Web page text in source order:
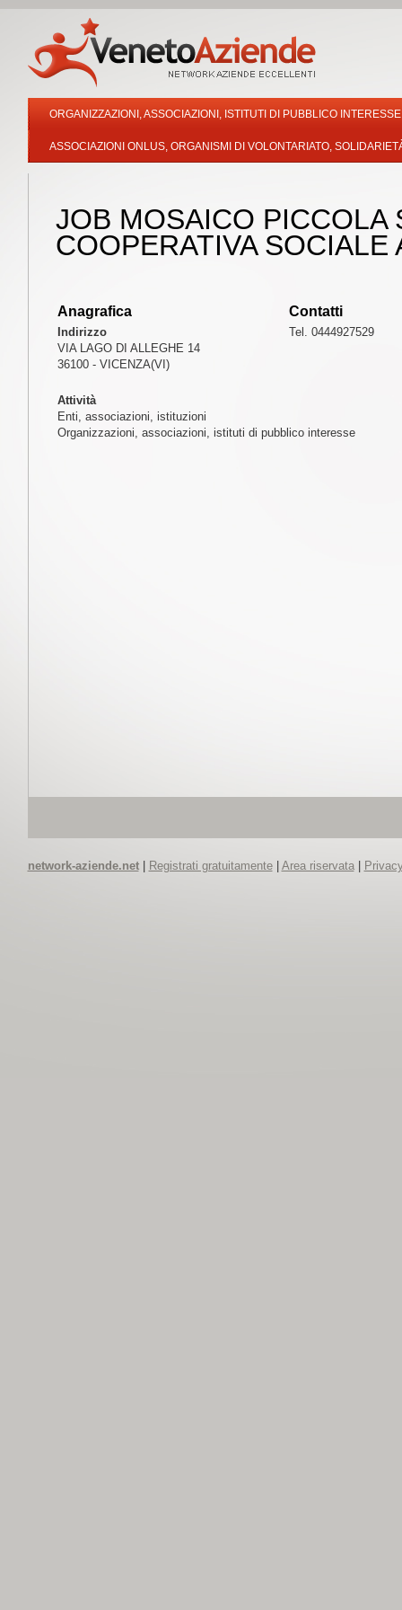
ORGANIZZAZIONI, ASSOCIAZIONI, ISTITUTI DI PUBBLICO INTERESSE
ASSOCIAZIONI ONLUS, ORGANISMI DI VOLONTARIATO,
JOB MOSAICO PICCOLA
COOPERATIVA SOCIALE
Anagrafica
Indirizzo
VIA LAGO DI ALLEGHE 14
36100 - VICENZA(VI)
Contatti
Tel. 0444927529
Attività
Enti, associazioni, istituzioni
Organizzazioni, associazioni, istituti di pubblico interesse
network-aziende.net| Registrati gratuitamente| Area riservata|